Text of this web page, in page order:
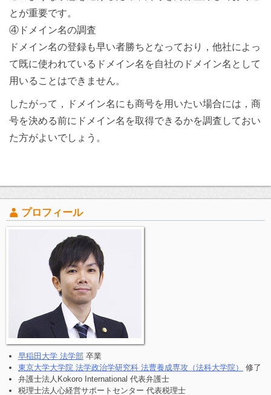
とが重要です。
④ドメイン名の調査
ドメイン名の登録も早い者勝ちとなっており，他社によっ
て既に使われているドメイン名を自社のドメイン名として
用いることはできません。
したがって，ドメイン名にも商号を用いたい場合には，商
号を決める前にドメイン名を取得できるかを調査しておい
た方がよいでしょう。
プロフィール
早稲田大学 法学部 卒業
東京大学大学院 法学政治学研究科 法曹養成専攻（法科大学院）
修了
弁護士法人Kokoro International 代表弁護士
税理士法人心経営サポートセンター 代表税理士